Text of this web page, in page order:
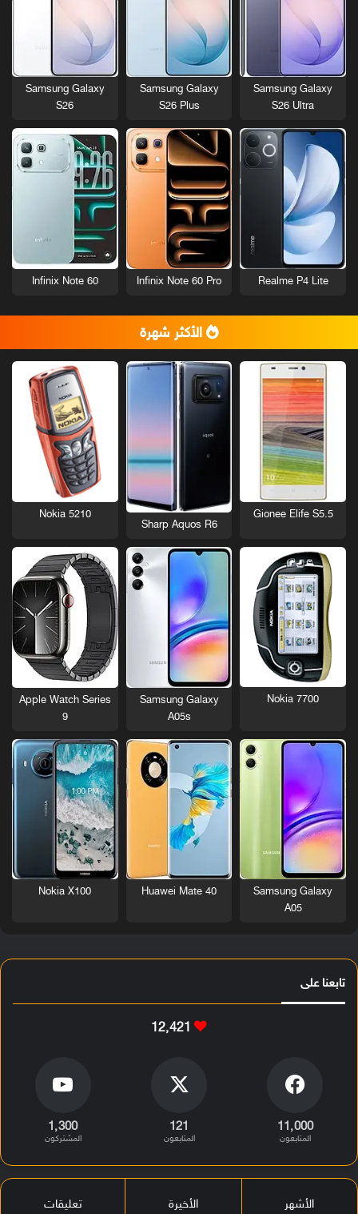
Samsung Galaxy
S26 Ultra
Samsung Galaxy
S26 Plus
Samsung Galaxy
S26
Realme P4 Lite
Infinix Note 60 Pro
Infinix Note 60
الأكثر شهرة
Gionee Elife S5.5
Sharp Aquos R6
Nokia 5210
Nokia 7700
Samsung Galaxy
A05s
Apple Watch Series
9
Samsung Galaxy
A05
Huawei Mate 40
Nokia X100
تابعنا على
12٬421
11٬000
المتابعون
121
المتابعون
1٬300
المشتركون
الأشهر الأخيرة تعليقات